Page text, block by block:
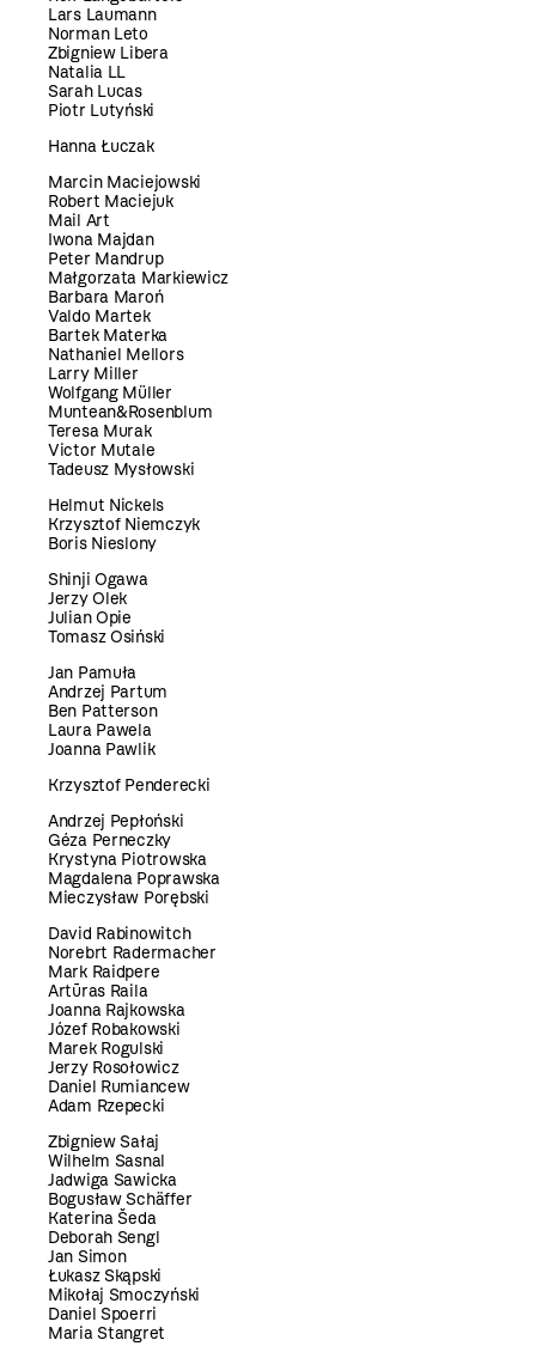
Lars Laumann
Norman Leto
Zbigniew Libera
Natalia LL
Sarah Lucas
Piotr Lutyński
Hanna Łuczak
Marcin Maciejowski
Robert Maciejuk
Mail Art
Iwona Majdan
Peter Mandrup
Małgorzata Markiewicz
Barbara Maroń
Valdo Martek
Bartek Materka
Nathaniel Mellors
Larry Miller
Wolfgang Müller
Muntean&Rosenblum
Teresa Murak
Victor Mutale
Tadeusz Mysłowski
Helmut Nickels
Krzysztof Niemczyk
Boris Nieslony
Shinji Ogawa
Jerzy Olek
Julian Opie
Tomasz Osiński
Jan Pamuła
Andrzej Partum
Ben Patterson
Laura Pawela
Joanna Pawlik
Krzysztof Penderecki
Andrzej Pepłoński
Géza Perneczky
Krystyna Piotrowska
Magdalena Poprawska
Mieczysław Porębski
David Rabinowitch
Norebrt Radermacher
Mark Raidpere
Artūras Raila
Joanna Rajkowska
Józef Robakowski
Marek Rogulski
Jerzy Rosołowicz
Daniel Rumiancew
Adam Rzepecki
Zbigniew Sałaj
Wilhelm Sasnal
Jadwiga Sawicka
Bogusław Schäffer
Katerina Šeda
Deborah Sengl
Jan Simon
Łukasz Skąpski
Mikołaj Smoczyński
Daniel Spoerri
Maria Stangret